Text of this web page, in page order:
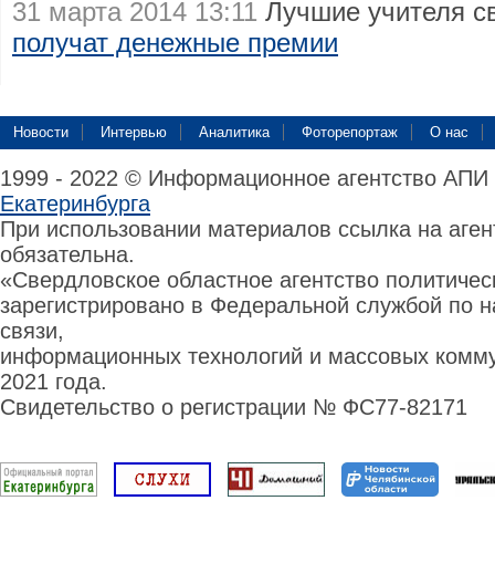
31 марта 2014 13:11 Лучшие учителя
получат денежные премии
Новости Интервью Аналитика Фоторепортаж О нас
1999 - 2022 © Информационное агентство
Екатеринбурга
При использовании материалов ссылка на
обязательна.
«Свердловское областное агентство
зарегистрировано в Федеральной службой по
связи,
информационных технологий и массовых
2021 года.
Свидетельство о регистрации № ФС77-82171